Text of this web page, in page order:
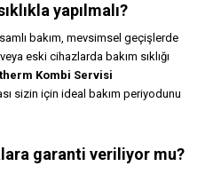
yapılmalı?
bakım, mevsimsel geçişlerde
eski cihazlarda bakım sıklığı
Kombi Servisi
sizin için ideal bakım periyodunu
garanti veriliyor mu?